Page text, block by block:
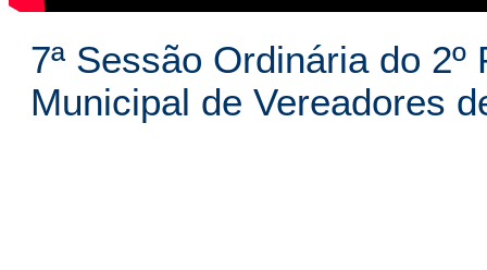
7ª Sessão Ordinária do
Municipal de Vereadores